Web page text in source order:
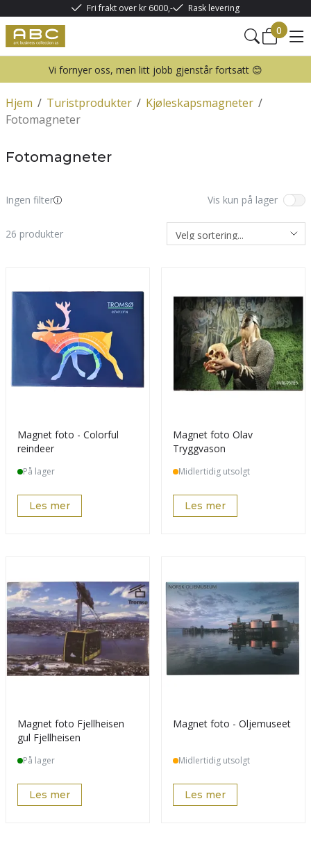
Fri frakt over kr 6000,- Rask levering
0
Vi fornyer oss, men litt jobb gjenstår fortsatt 😊
/
Hjem /
Turistprodukter /
Kjøleskapsmagneter
Fotomagneter
Fotomagneter
Ingen filter Vis kun på lager
26 produkter
Magnet foto - Colorful
reindeer
På lager
Les mer
Magnet foto Olav
Tryggvason
Midlertidig utsolgt
Les mer
Magnet foto Fjellheisen
gul Fjellheisen
På lager
Les mer
Magnet foto - Oljemuseet
Midlertidig utsolgt
Les mer